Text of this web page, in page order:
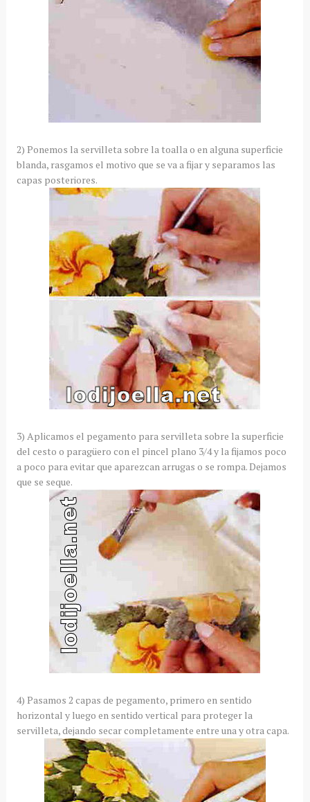
2) Ponemos la servilleta sobre la toalla o en alguna superficie
blanda, rasgamos el motivo que se va a fijar y separamos las
capas posteriores.
3) Aplicamos el pegamento para servilleta sobre la superficie
del cesto o paragüero con el pincel plano 3/4 y la fijamos poco
a poco para evitar que aparezcan arrugas o se rompa. Dejamos
que se seque.
4) Pasamos 2 capas de pegamento, primero en sentido
horizontal y luego en sentido vertical para proteger la
servilleta, dejando secar completamente entre una y otra capa.